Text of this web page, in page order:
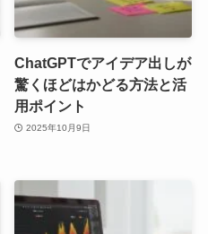
ChatGPTでアイデア出しが
驚くほどはかどる方法と活
用ポイント
2025年10月9日